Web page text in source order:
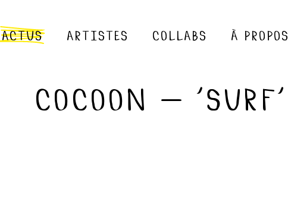
actus artistes collabs à propos
cocoon – ‘surf’